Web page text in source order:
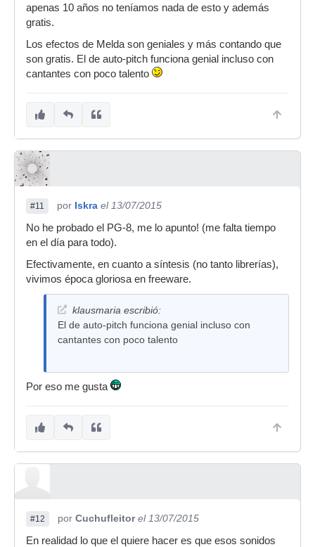
apenas 10 años no teníamos nada de esto y además
gratis.
Los efectos de Melda son geniales y más contando que
son gratis. El de auto-pitch funciona genial incluso con
cantantes con poco talento
#11 por Iskra el 13/07/2015
No he probado el PG-8, me lo apunto! (me falta tiempo
en el día para todo).
Efectivamente, en cuanto a síntesis (no tanto librerías),
vivimos época gloriosa en freeware.
klausmaria escribió:
El de auto-pitch funciona genial incluso con
cantantes con poco talento
Por eso me gusta
#12 por Cuchufleitor el 13/07/2015
En realidad lo que el quiere hacer es que esos sonidos